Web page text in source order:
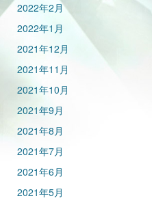
2022年2月
2022年1月
2021年12月
2021年11月
2021年10月
2021年9月
2021年8月
2021年7月
2021年6月
2021年5月